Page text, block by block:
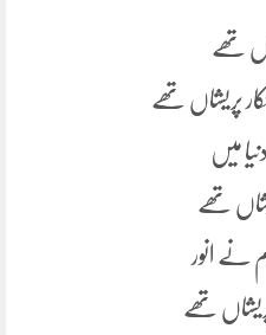
تھے
پریشاں تھے
میں
تھے
نے انور
تھے